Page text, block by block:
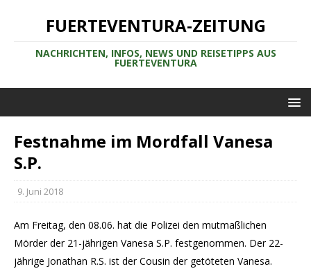
FUERTEVENTURA-ZEITUNG
NACHRICHTEN, INFOS, NEWS UND REISETIPPS AUS
FUERTEVENTURA
Festnahme im Mordfall Vanesa
S.P.
9. Juni 2018
Am Freitag, den 08.06. hat die Polizei den mutmaßlichen
Mörder der 21-jährigen Vanesa S.P. festgenommen. Der 22-
jährige Jonathan R.S. ist der Cousin der getöteten Vanesa.